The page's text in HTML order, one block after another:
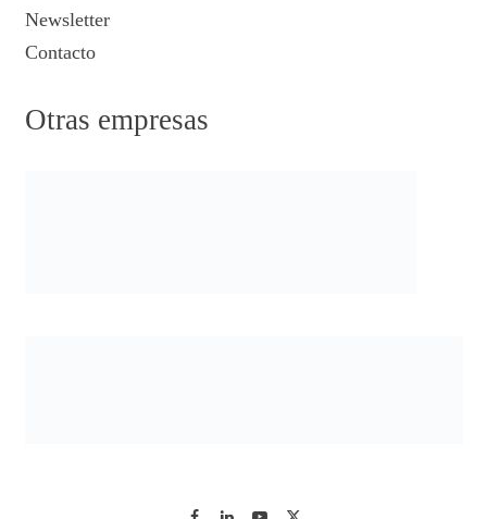
Newsletter
Contacto
Otras empresas